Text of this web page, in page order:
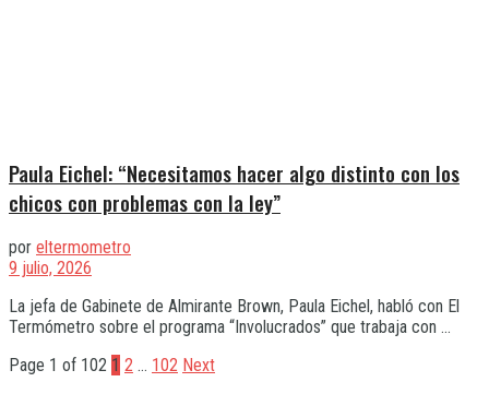
Paula Eichel: “Necesitamos hacer algo distinto con los
chicos con problemas con la ley”
por eltermometro
9 julio, 2026
La jefa de Gabinete de Almirante Brown, Paula Eichel, habló con El
Termómetro sobre el programa “Involucrados” que trabaja con ...
Page 1 of 102 1 2 … 102 Next